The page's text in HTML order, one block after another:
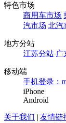
特色市场
商用车市场
汽市场 北汽
地方分站
江苏分站 广
移动端
手机登录：
iPhone
Android
关于我们 | 友情链